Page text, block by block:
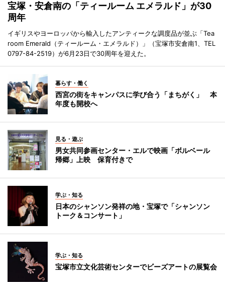
宝塚・安倉南の「ティールーム エメラルド」が30
周年
イギリスやヨーロッパから輸入したアンティークな調度品が並ぶ「Tea
room Emerald（ティールーム・エメラルド）」（宝塚市安倉南1、TEL
0797-84-2519）が6月23日で30周年を迎えた。
暮らす・働く
西宮の街をキャンパスに学び合う「まちがく」 本
年度も開校へ
見る・遊ぶ
男女共同参画センター・エルで映画「ボルベール
帰郷」上映 保育付きで
学ぶ・知る
日本のシャンソン発祥の地・宝塚で「シャンソン
トーク＆コンサート」
学ぶ・知る
宝塚市立文化芸術センターでビーズアートの展覧会